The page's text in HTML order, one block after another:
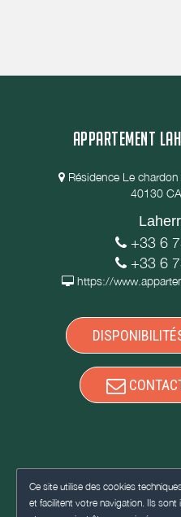
Ce site utilise des cookies
et facilitent votre navigation. Ils sont
APPARTEMENT
Résidence Le
40130
+33 6
+33 6
https://